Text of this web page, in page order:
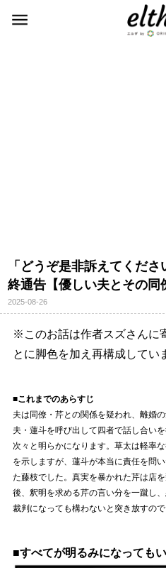
「どうぞ是非訴えてくだ
終通告【優しい夫とその同
2025-08-26
※このお話は作者スズさんに
とに脚色を加え再構成してい
■これまでのあらすじ
夫は同僚・芹との関係を疑われ、離婚
夫・蓮斗を呼び出して四者で話し合い
次々と明らかになります。草太は軽率
を示しますが、蓮斗が本当に責任を問
た藤枝でした。真実を暴かれた芹は店
後、釈明を求める芹の言い分を一蹴し
裁判になっても構わないと突き放すので
■すべてが明るみになっても